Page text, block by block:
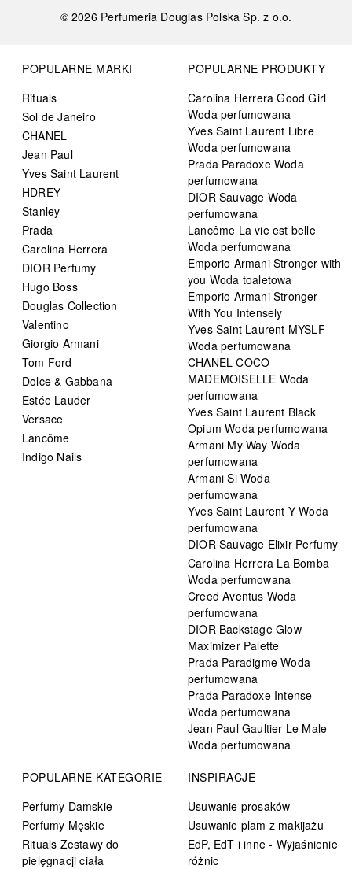
©2026 Perfumeria Douglas Polska Sp. z o.o.
POPULARNE MARKI
Rituals
Sol de Janeiro
CHANEL
Jean Paul
Yves Saint Laurent
HDREY
Stanley
Prada
Carolina Herrera
DIOR Perfumy
Hugo Boss
Douglas Collection
Valentino
Giorgio Armani
Tom Ford
Dolce & Gabbana
Estée Lauder
Versace
Lancôme
Indigo Nails
POPULARNE PRODUKTY
Carolina Herrera Good Girl
Woda perfumowana
Yves Saint Laurent Libre
Woda perfumowana
Prada Paradoxe Woda
perfumowana
DIOR Sauvage Woda
perfumowana
Lancôme La vie est belle
Woda perfumowana
Emporio Armani Stronger with
you Woda toaletowa
Emporio Armani Stronger
With You Intensely
Yves Saint Laurent MYSLF
Woda perfumowana
CHANEL COCO
MADEMOISELLE Woda
perfumowana
Yves Saint Laurent Black
Opium Woda perfumowana
Armani My Way Woda
perfumowana
Armani Si Woda
perfumowana
Yves Saint Laurent Y Woda
perfumowana
DIOR Sauvage Elixir Perfumy
Carolina Herrera La Bomba
Woda perfumowana
Creed Aventus Woda
perfumowana
DIOR Backstage Glow
Maximizer Palette
Prada Paradigme Woda
perfumowana
Prada Paradoxe Intense
Woda perfumowana
Jean Paul Gaultier Le Male
Woda perfumowana
POPULARNE KATEGORIE
Perfumy Damskie
Perfumy Męskie
Rituals Zestawy do
pielęgnacji ciała
INSPIRACJE
Usuwanie prosaków
Usuwanie plam z makijażu
EdP, EdT i inne - Wyjaśnienie
różnic